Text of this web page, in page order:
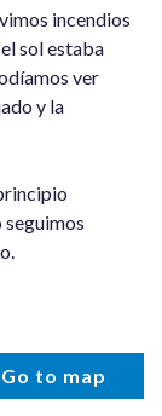
incendios
sol estaba
ver
y la
seguimos
Go to map